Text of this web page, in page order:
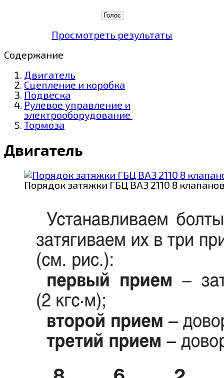
Просмотреть результаты
Содержание
Двигатель
Сцепление и коробка
Подвеска
Рулевое управление и
электрооборудование
Тормоза
Двигатель
Порядок затяжки ГБЦ ВАЗ 2110 8